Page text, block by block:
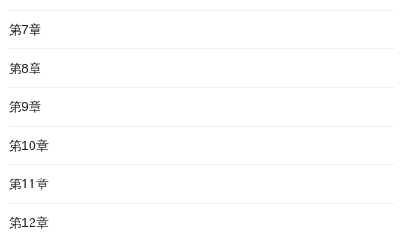
第7章
第8章
第9章
第10章
第11章
第12章